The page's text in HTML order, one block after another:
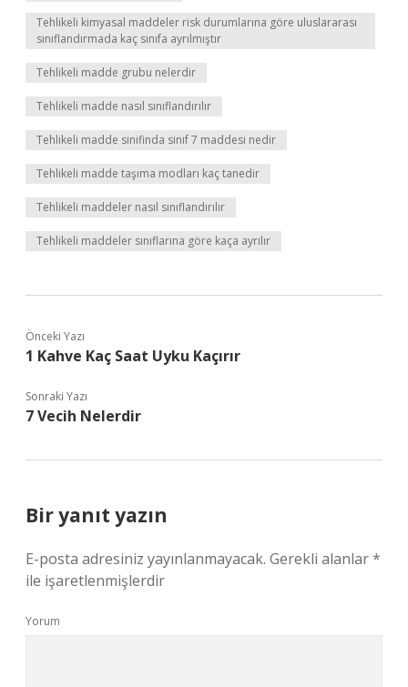
Tehlikeli kimyasal maddeler risk durumlarına göre uluslararası
sınıflandırmada kaç sınıfa ayrılmıştır
Tehlikeli madde grubu nelerdir
Tehlikeli madde nasıl sınıflandırılır
Tehlikeli madde sinifinda sinif 7 maddesi nedir
Tehlikeli madde taşıma modları kaç tanedir
Tehlikeli maddeler nasıl sınıflandırılır
Tehlikeli maddeler sınıflarına göre kaça ayrılır
Önceki Yazı
1 Kahve Kaç Saat Uyku Kaçırır
Sonraki Yazı
7 Vecih Nelerdir
Bir yanıt yazın
E-posta adresiniz yayınlanmayacak. Gerekli alanlar*
ile işaretlenmişlerdir
Yorum